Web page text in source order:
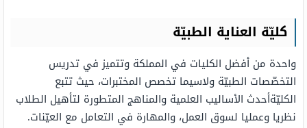
كليّة العناية الطبيّة
واحدة من أفضل الكليات في المملكة وتتميز في تدريس
التخصّصات الطبيّة ولاسيما تخصص المختبرات، حيث تتبع
الكليّةأحدث الأساليب العلمية والمناهج المتطورة لتأهيل الطلاب
نظريا وعمليا لسوق العمل، والمهارة في التعامل مع العيّنات.